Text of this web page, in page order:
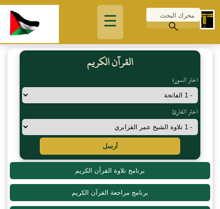
☰
القرآن الكريم
اختر السورة
اختر القارئ
أرسل
برنامج تلاوة القرآن الكريم
برنامج مراجعة القرآن الكريم